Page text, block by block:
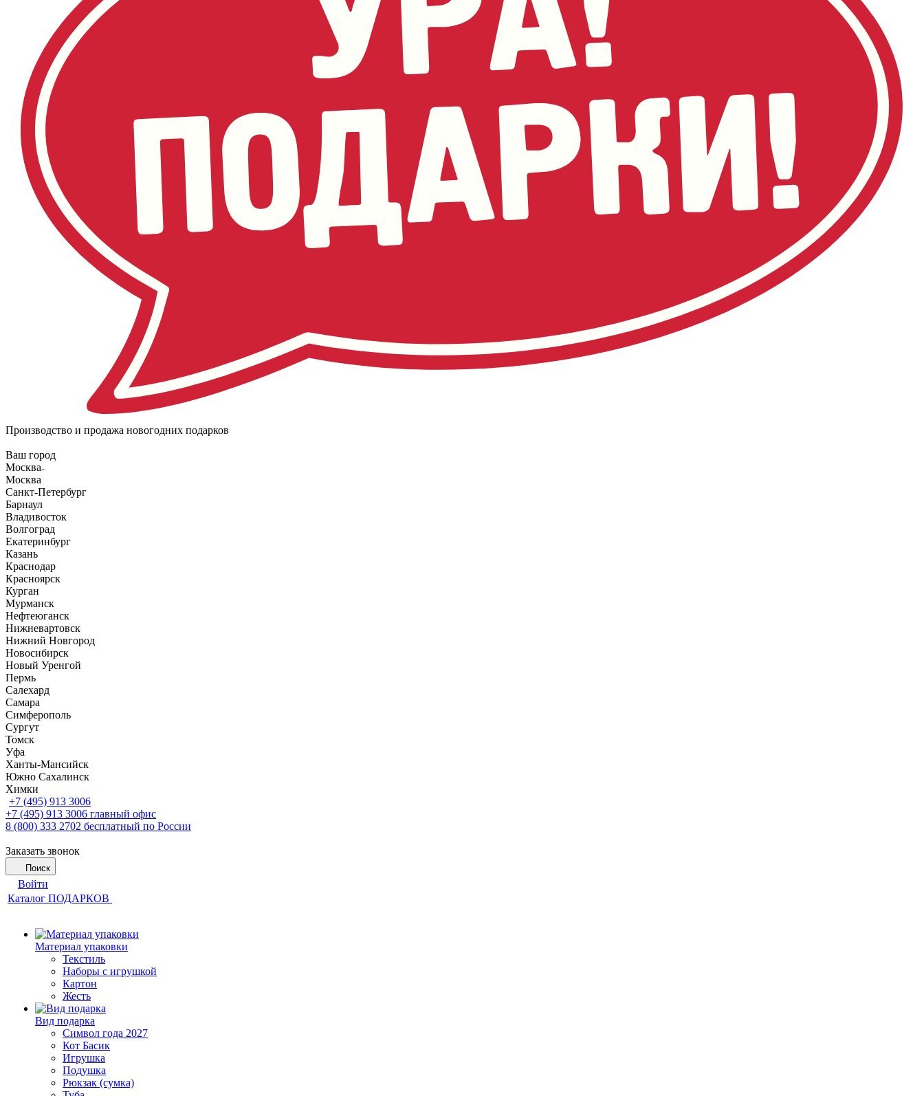
Производство и продажа новогодних подарков
Ваш город
Москва
Москва
Санкт-Петербург
Барнаул
Владивосток
Волгоград
Екатеринбург
Казань
Краснодар
Красноярск
Курган
Мурманск
Нефтеюганск
Нижневартовск
Нижний Новгород
Новосибирск
Новый Уренгой
Пермь
Салехард
Самара
Симферополь
Сургут
Томск
Уфа
Ханты-Мансийск
Южно Сахалинск
Химки
+7 (495) 913 3006
+7 (495) 913 3006 главный офис
8 (800) 333 2702 бесплатный по России
Заказать звонок
Поиск
Войти
Каталог ПОДАРКОВ
Материал упаковки
Текстиль
Наборы с игрушкой
Картон
Жесть
Вид подарка
Символ года 2027
Кот Басик
Игрушка
Подушка
Рюкзак (сумка)